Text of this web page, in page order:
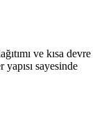
ve kısa devre
sayesinde